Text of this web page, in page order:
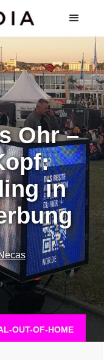
Ohr –
in
OUT-OF-HOME